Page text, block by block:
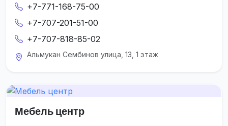
+7-771-168-75-00
+7-707-201-51-00
+7-707-818-85-02
Альмукан Сембинов улица, 13, 1 этаж
Мебель центр